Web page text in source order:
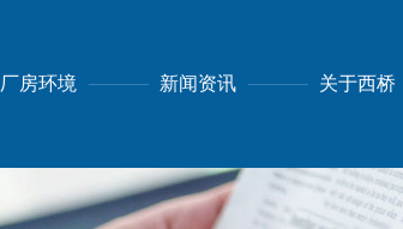
厂房环境 新闻资讯 关于西桥